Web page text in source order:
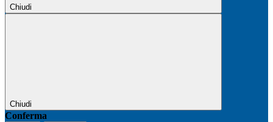
Chiudi
Chiudi
Conferma